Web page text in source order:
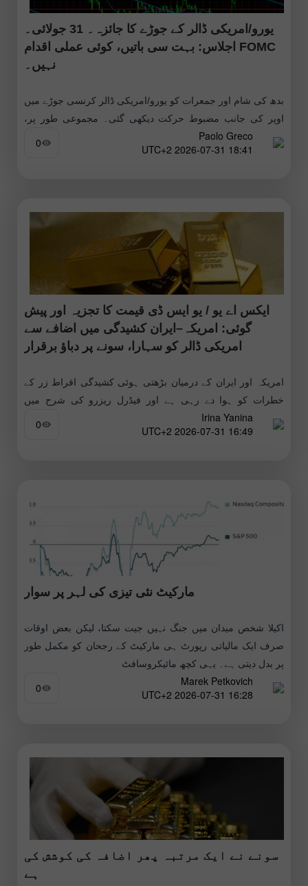
یورو/امریکی ڈالر کے جوڑے کا جائزہ۔ 31 جولائی۔
FOMC اجلاس: بہت سی باتیں، کوئی عملی اقدام
نہیں۔
بدھ کی شام اور جمعرات کو یورو/امریکی ڈالر کرنسی جوڑے میں
اوپر کی جانب مضبوط حرکت دیکھی گئی۔ مجموعی طور پر،
یورو نے تقریباً 150 پپس کا اضافہ حاصلPaolo Greco
18:41 2026-07-31 UTC+2
0
ایکس اے یو / یو ایس ڈی قیمت کا تجزیہ اور پیش
گوئی: امریکہ–ایران کشیدگی میں اضافے سے
امریکی ڈالر کو سہارا، سونے پر دباؤ برقرار
امریکہ اور ایران کے درمیان بڑھتی ہوئی کشیدگی افراط زر کے
خطرات کو ہوا دے رہی ہے اور فیڈرل ریزرو کی شرح میں
اضافی اضافے کی توقعات کو تقویت
Irina Yanina
16:49 2026-07-31 UTC+2
0
مارکیٹ نئی تیزی کی لہر پر سوار
اکیلا شخص میدان میں جنگ نہیں جیت سکتا، لیکن بعض اوقات
صرف ایک مالیاتی رپورٹ ہی مارکیٹ کے رجحان کو مکمل طور
پر بدل دیتی ہے۔ یہی کچھ مائیکروسافٹ
Marek Petkovich
16:28 2026-07-31 UTC+2
0
سونے نے ایک مرتبہ پھر اضافہ کی کوشش کی
ہے